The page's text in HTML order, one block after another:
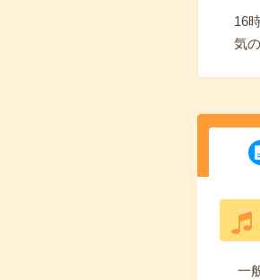
16
気
一